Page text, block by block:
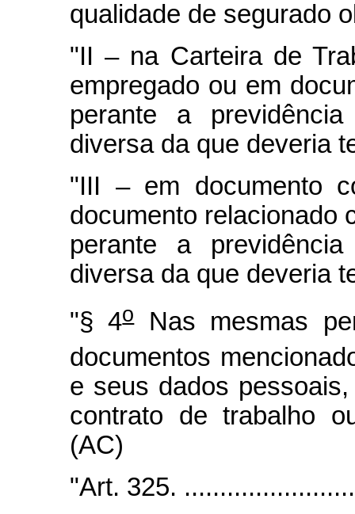
qualidade de segurado
"II – na Carteira de
empregado ou em
perante a
diversa da que deveria
"III – em documento
documento relacionado
perante a
diversa da que deveria
"§ 4oNas mesmas
documentos
e seus dados
contrato de trabalho
(AC)
"Art. 325.